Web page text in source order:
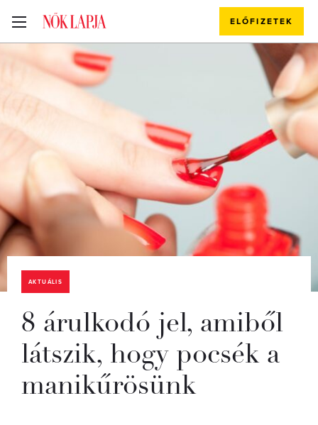
ELŐFIZETEK
AKTUÁLIS
8 árulkodó jel, amiből
látszik, hogy pocsék a
manikűrösünk